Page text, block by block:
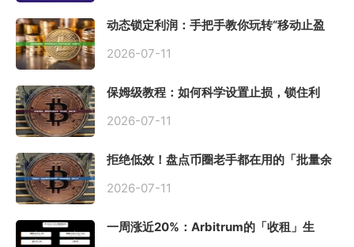
动态锁定利润：手把手教你玩转“移动止盈
2026-07-11
保姆级教程：如何科学设置止损，锁住利
2026-07-11
拒绝低效！盘点币圈老手都在用的「批量余
2026-07-11
一周涨近20%：Arbitrum的「收租」生